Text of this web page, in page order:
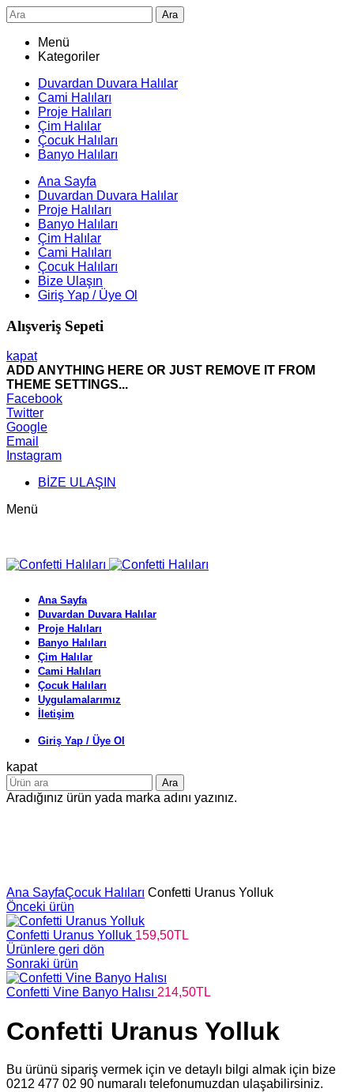
Ara
Menü
Kategoriler
Duvardan Duvara Halılar
Cami Halıları
Proje Halıları
Çim Halılar
Çocuk Halıları
Banyo Halıları
Ana Sayfa
Duvardan Duvara Halılar
Proje Halıları
Banyo Halıları
Çim Halılar
Cami Halıları
Çocuk Halıları
Bize Ulaşın
Giriş Yap / Üye Ol
Alışveriş Sepeti
kapat
ADD ANYTHING HERE OR JUST REMOVE IT FROM
THEME SETTINGS...
Facebook
Twitter
Google
Email
Instagram
BİZE ULAŞIN
Menü
Ana Sayfa
Duvardan Duvara Halılar
Proje Halıları
Banyo Halıları
Çim Halılar
Cami Halıları
Çocuk Halıları
Uygulamalarımız
İletişim
Giriş Yap / Üye Ol
kapat
Ara
Aradığınız ürün yada marka adını yazınız.
Ana SayfaÇocuk Halıları Confetti Uranus Yolluk
Önceki ürün
Confetti Uranus Yolluk 159,50TL
Ürünlere geri dön
Sonraki ürün
Confetti Vine Banyo Halısı 214,50TL
Confetti Uranus Yolluk
Bu ürünü sipariş vermek için ve detaylı bilgi almak için bize
0212 477 02 90 numaralı telefonumuzdan ulaşabilirsiniz.